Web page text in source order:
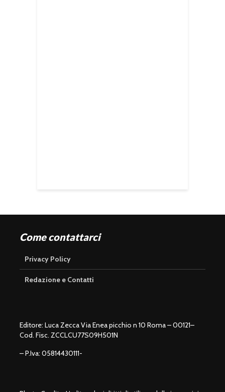
Come contattarci
Privacy Policy
Redazione e Contatti
Editore: Luca Zecca Via Enea picchio n 10 Roma – 00121–
Cod. Fisc. ZCCLCU77S09H501N
– P.Iva: 05814430111-